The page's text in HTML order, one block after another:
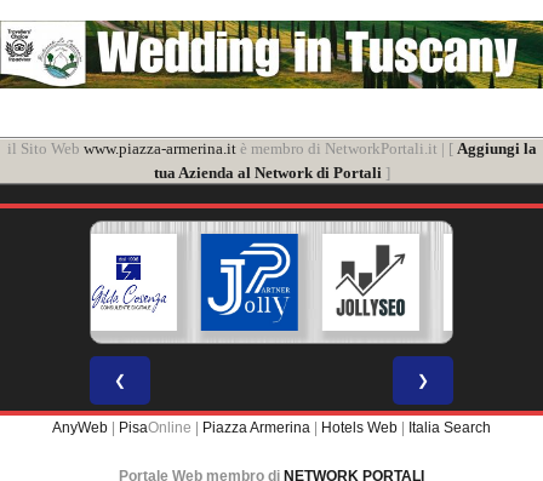
il Sito Web www.piazza-armerina.itè membro di NetworkPortali.it | [ Aggiungi la
tua Azienda al Network di Portali ]
❮ ❯
AnyWeb | PisaOnline | Piazza Armerina | Hotels Web | Italia Search
Portale Web membro di NETWORK PORTALI